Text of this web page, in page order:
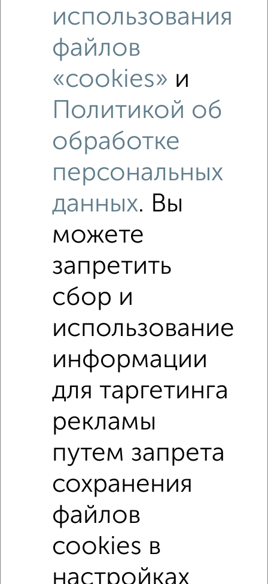
Рядом, с меньшей ценой
Недалеко от Чернышевского 122 с ценой ниже
1-к квартира, на длительный срок, 34м², 11/16 этаж
в месяц
Центральный район, мкр. Покровский микрорайон,
Линейная 109
1-к квартиры
Поиск по схожим параметрам:
Центральный район
микрорайон Покровский микрорайон
С мебелью Со стиральной машиной
С бытовой техникой С телевизором
Можно с животными с хорошим ремонтом
не первый этаж не последний этаж
с центральным отоплением
площадью до 40 м²
использования
файлов
«cookies» и
Политикой об
обработке
персональных
данных. Вы
можете
запретить
сбор и
использование
информации
для таргетинга
рекламы
путем запрета
сохранения
файлов
cookies в
настройках